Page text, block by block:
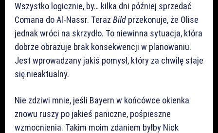
Wszystko logicznie, by… kilka dni później sprzedać
Comana do Al-Nassr. Teraz Bild przekonuje, że Olise
jednak wróci na skrzydło. To niewinna sytuacja, która
dobrze obrazuje brak konsekwencji w planowaniu.
Jest wprowadzany jakiś pomysł, który za chwilę staje
się nieaktualny.
Nie zdziwi mnie, jeśli Bayern w końcówce okienka
znowu ruszy po jakieś paniczne, pośpieszne
wzmocnienia. Takim moim zdaniem byłby Nick